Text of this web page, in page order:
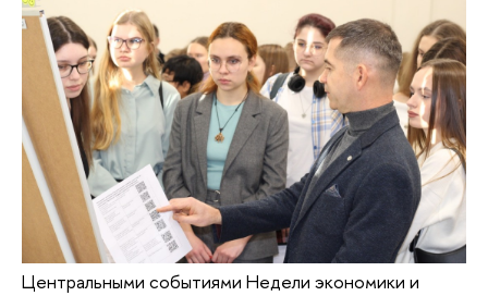
Центральными событиями Недели экономики и